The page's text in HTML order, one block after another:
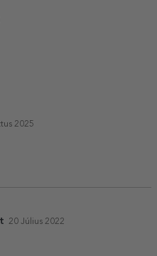
2025
20 Július 2022